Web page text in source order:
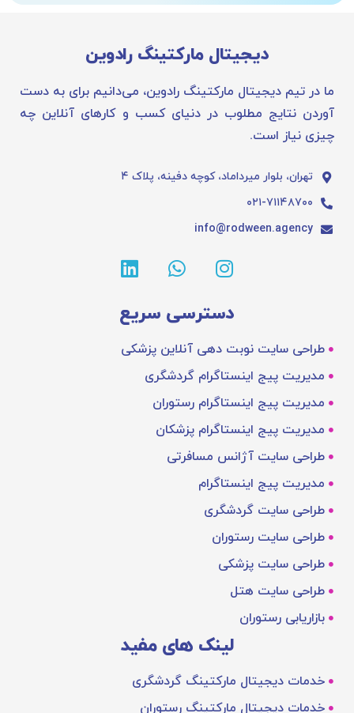
دیجیتال مارکتینگ رادوین
ما در تیم دیجیتال مارکتینگ رادوین، می‌دانیم برای به دست
آوردن نتایج مطلوب در دنیای کسب و کارهای آنلاین چه
چیزی نیاز است.
تهران، بلوار میرداماد، کوچه دفینه، پلاک ۴
۰۲۱-۷۱۱۴۸۷۰۰
info@rodween.agency
دسترسی سریع
طراحی سایت نوبت دهی آنلاین پزشکی
مدیریت پیج اینستاگرام گردشگری
مدیریت پیج اینستاگرام رستوران
مدیریت پیج اینستاگرام پزشکان
طراحی سایت آژانس مسافرتی
مدیریت پیج اینستاگرام
طراحی سایت گردشگری
طراحی سایت رستوران
طراحی سایت پزشکی
طراحی سایت هتل
بازاریابی رستوران
لینک های مفید
خدمات دیجیتال مارکتینگ گردشگری
خدمات دیجیتال مارکتینگ رستوران